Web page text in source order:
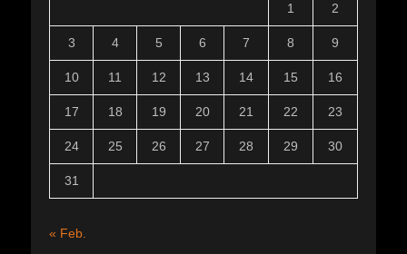
1 2
3 4 5 6 7 8 9
10 11 12 13 14 15 16
17 18 19 20 21 22 23
24 25 26 27 28 29 30
31
« Feb.